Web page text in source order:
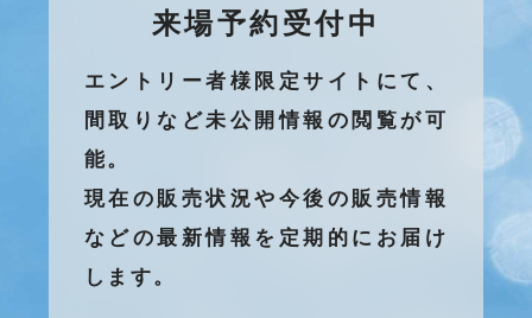
来場予約受付中
エントリー者様限定サイトにて、
間取りなど未公開情報の閲覧が可
能。
現在の販売状況や今後の販売情報
などの最新情報を定期的にお届け
します。